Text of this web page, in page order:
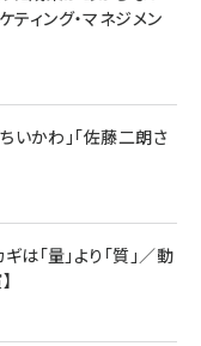
ィング・マネジメン
いかわ」「佐藤二朗さ
「量」より「質」／動